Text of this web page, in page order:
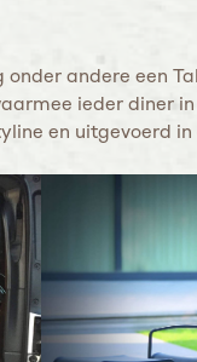
andere een
ieder diner
en uitgevoerd